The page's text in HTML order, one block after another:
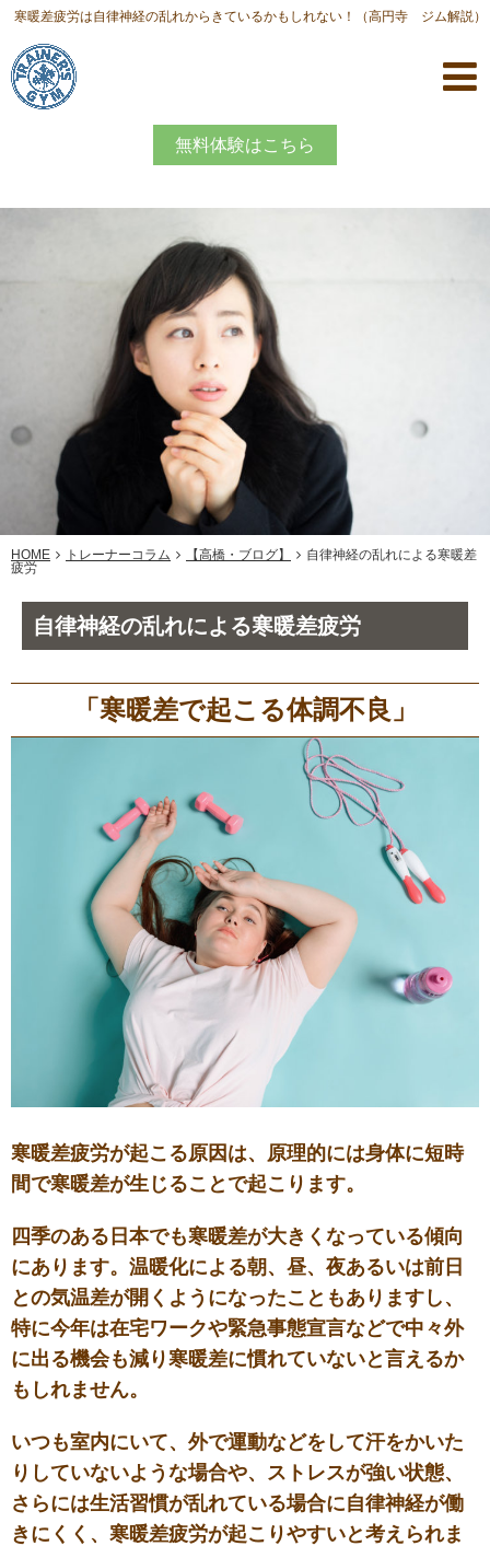
寒暖差疲労は自律神経の乱れからきているかもしれない！（高円寺 ジム解説）
無料体験はこちら
HOME トレーナーコラム 【高橋・ブログ】
自律神経の乱れによる寒暖差
疲労
自律神経の乱れによる寒暖差疲労
「寒暖差で起こる体調不良」
寒暖差疲労が起こる原因は、原理的には身体に短時
間で寒暖差が生じることで起こります。
四季のある日本でも寒暖差が大きくなっている傾向
にあります。温暖化による朝、昼、夜あるいは前日
との気温差が開くようになったこともありますし、
特に今年は在宅ワークや緊急事態宣言などで中々外
に出る機会も減り寒暖差に慣れていないと言えるか
もしれません。
いつも室内にいて、外で運動などをして汗をかいた
りしていないような場合や、ストレスが強い状態、
さらには生活習慣が乱れている場合に自律神経が働
きにくく、寒暖差疲労が起こりやすいと考えられま